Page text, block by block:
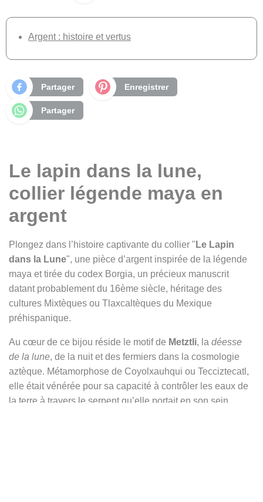
Argent : histoire et vertus
Partager Enregistrer
Partager
Le lapin dans la lune,
collier légende maya en
argent
Plongez dans l’histoire captivante du collier " Le Lapin
dans la Lune", une pièce d’argent inspirée de la légende
maya et tirée du codex Borgia, un précieux manuscrit
datant probablement du 16ème siècle, héritage des
cultures Mixtèques ou Tlaxcaltèques du Mexique
préhispanique.
Au cœur de ce bijou réside le motif de Metztli, la déesse
de la lune, de la nuit et des fermiers dans la cosmologie
aztèque. Métamorphose de Coyolxauhqui ou Tecciztecatl,
elle était vénérée pour sa capacité à contrôler les eaux de
la terre à travers le serpent qu’elle portait en son sein,